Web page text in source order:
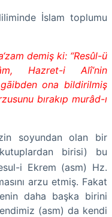
İslam toplumu
demiş ki: “Resûl-ü
Hazret-i Alî’nin
ona bildirilmiş
bırakıp murâd-ı
soyundan olan bir
birisi) bu
i Ekrem (asm) Hz.
arzu etmiş. Fakat
daha başka birini
(asm) da kendi